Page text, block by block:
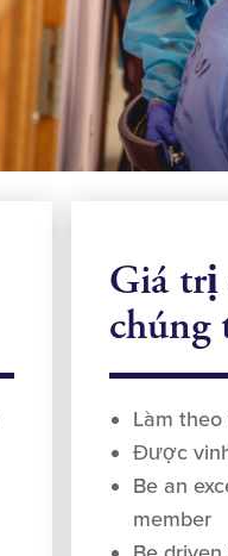
Giá trị
chúng
Làm
Được
Be an
member